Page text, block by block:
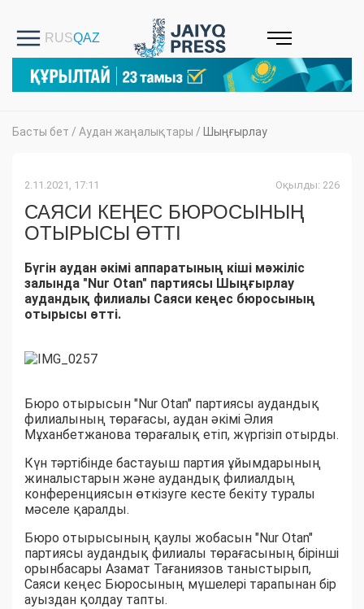
Басты бет / Аудан жаңалықтары / Шыңғырлау
2.11.2021, 17:11 Оқылды: 226
САЯСИ КЕҢЕС БЮРОСЫНЫҢ
ОТЫРЫСЫ ӨТТІ
Бүгін аудан әкімі аппаратының кіші мәжіліс
залында "Nur Otan" партиясы Шыңғырлау
аудандық филиалы Саяси кеңес бюросының
отырысы өтті.
Бюро отырысын "Nur Otan" партиясы аудандық
филиалының төрағасы, аудан әкімі Әлия
Мұханбетжанова төрағалық етіп, жүргізіп отырды.
Күн тәртібінде бастауыш партия ұйымдарының
жиналыстарын және аудандық филиалдың
конференциясын өткізуге кесте бекіту туралы
мәселе қаралды.
Бюро отырысының қаулы жобасын "Nur Otan"
партиясы аудандық филиалы төрағасының бірінші
орынбасары Азамат Тағаниязов таныстырып,
Саяси кеңес Бюросының мүшелері тарапынан бір
ауыздан қолдау тапты.